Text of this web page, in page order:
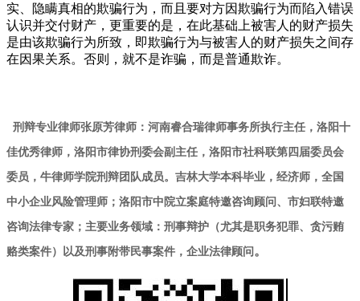
实、隐瞒真相的欺骗行为，而且要对方因欺骗行为而陷入错误
认识并交付财产，更重要的是，在此基础上被害人的财产损失
是由该欺骗行为所致，即欺骗行为与被害人的财产损失之间存
在因果关系。否则，就不是诈骗，而是普通欺诈。
刑辩专业律师张原芳律师：河南睿合瑞律师事务所执行主任，洛阳十
佳优秀律师，洛阳市律协刑委会副主任，洛阳市社科联第四届委员会
委员，牛律师学院刑辩团队成员。吉林大学本科毕业，经济师，全国
中小企业风险管理师；洛阳市中院立案庭特邀咨询顾问、市妇联特邀
咨询法律专家；主要业务领域：刑事辩护（尤其是职务犯罪、贪污贿
赂类案件）以及刑事附带民事案件，企业法律顾问 。